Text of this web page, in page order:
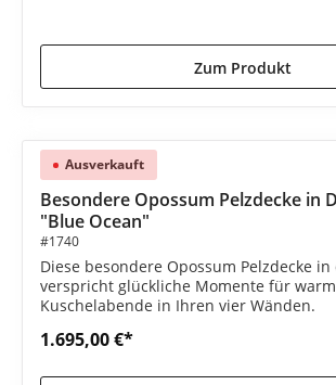
Zum Produkt
Ausverkauft
Besondere Opossum Pelzdecke in
"Blue Ocean"
#1740
Diese besondere Opossum Pelzdecke
verspricht glückliche Momente für
Kuschelabende in Ihren vier Wänden.
1.695,00 €*